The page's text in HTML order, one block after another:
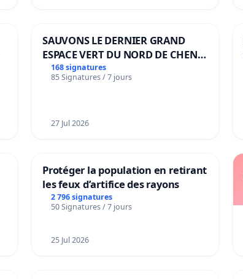
SAUVONS LE DERNIER GRAND
ESPACE VERT DU NORD DE CHENE-
BOUGERIES
168 signatures
85 Signatures / 7 jours
27 Jul 2026
Protéger la population en retirant
les feux d’artifice des rayons
2 796 signatures
50 Signatures / 7 jours
25 Jul 2026